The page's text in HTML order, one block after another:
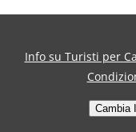
Info su Turisti per
Cambia